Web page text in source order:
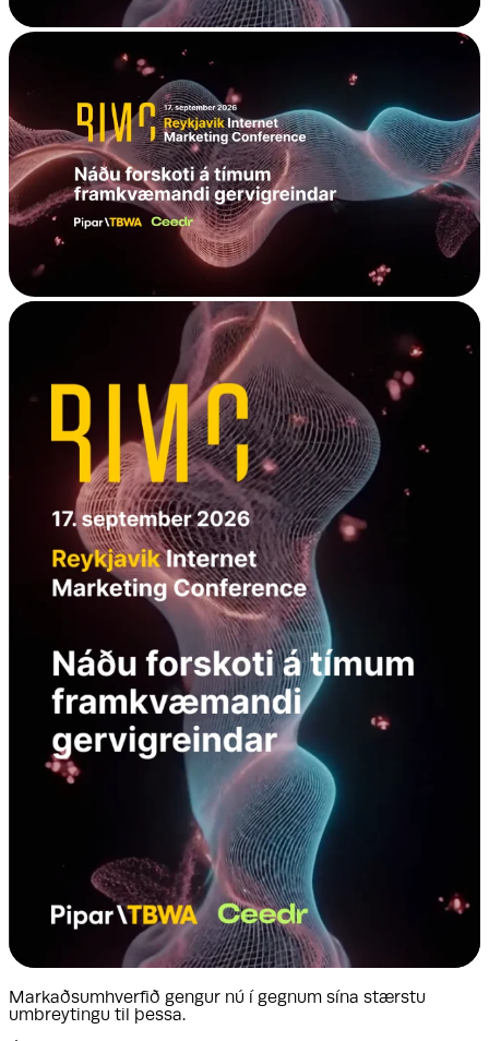
Markaðsumhverfið gengur nú í gegnum sína stærstu
umbreytingu til þessa.